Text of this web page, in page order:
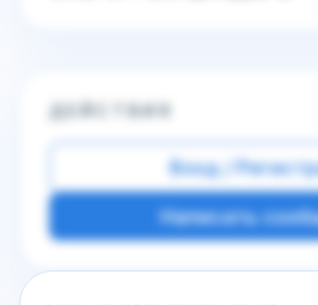
ДЕЙСТВИЯ
Вход /
Написать